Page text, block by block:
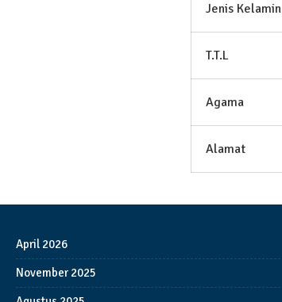
Jenis Kelamin
T.T.L
Agama
Alamat
April 2026
November 2025